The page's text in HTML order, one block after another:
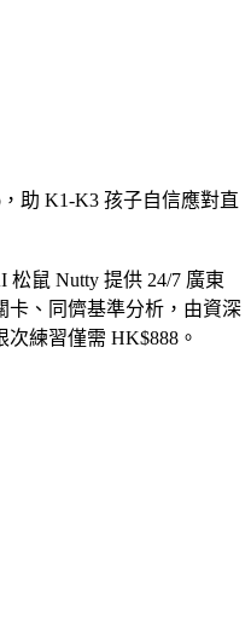
助 K1-K3 孩子自信應對直
松鼠 Nutty 提供 24/7 廣東
卡、同儕基準分析，由資深
練習僅需 HK$888。